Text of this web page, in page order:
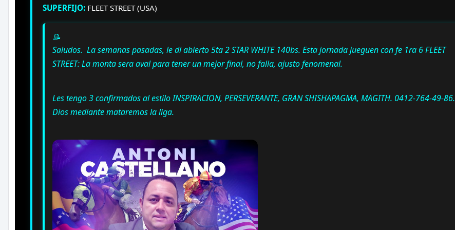
SUPERFIJO: FLEET STREET (USA)
📝
Saludos. La semanas pasadas, le di abierto 5ta 2 STAR WHITE 140bs. Esta jornada jueguen con fe 1ra 6 FLEET
STREET: La monta sera aval para tener un mejor final, no falla, ajusto fenomenal.
Les tengo 3 confirmados al estilo INSPIRACION, PERSEVERANTE, GRAN SHISHAPAGMA, MAGITH. 0412-764-49-86.
Dios mediante mataremos la liga.